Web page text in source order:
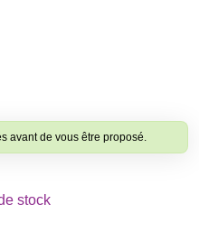
avant de vous être proposé.
stock